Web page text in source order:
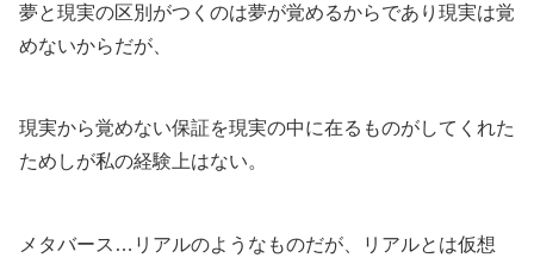
夢と現実の区別がつくのは夢が覚めるからであり現実は覚
めないからだが、
現実から覚めない保証を現実の中に在るものがしてくれた
ためしが私の経験上はない。
メタバース…リアルのようなものだが、リアルとは仮想